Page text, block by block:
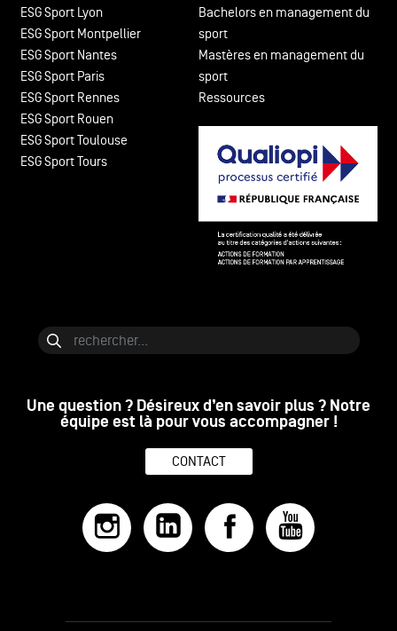
ESG Sport Lyon
ESG Sport Montpellier
ESG Sport Nantes
ESG Sport Paris
ESG Sport Rennes
ESG Sport Rouen
ESG Sport Toulouse
ESG Sport Tours
Bachelors en management du
sport
Mastères en management du
sport
Ressources
Une question ? Désireux d’en savoir plus ? Notre
équipe est là pour vous accompagner !
CONTACT